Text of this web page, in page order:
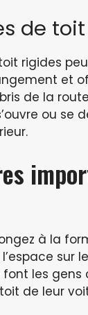
de
rigides
et
de la
ou se
à la
sur
les gens
de leur